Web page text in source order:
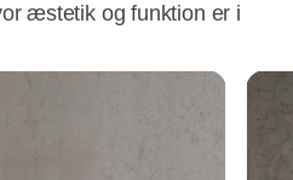
æstetik og funktion er i